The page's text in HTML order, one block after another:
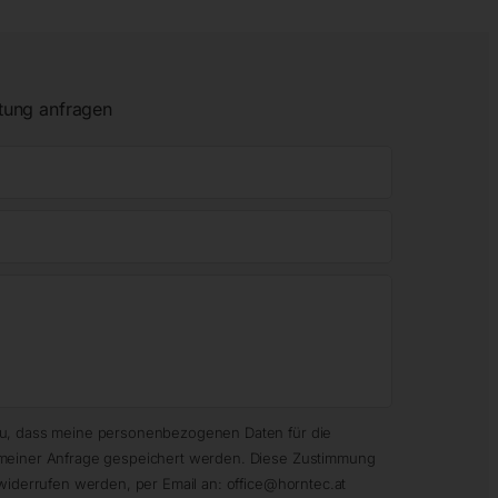
anfragen
dass meine personenbezogenen Daten für die
Anfrage gespeichert werden. Diese Zustimmung
werden, per Email an: office@horntec.at